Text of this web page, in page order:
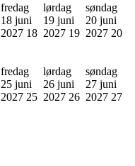
fredag
18 juni
2027 18
lørdag
19 juni
2027 19
søndag
20 juni
2027 20
fredag
25 juni
2027 25
lørdag
26 juni
2027 26
søndag
27 juni
2027 27